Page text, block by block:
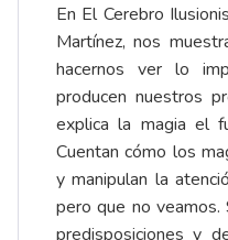
En El Cerebro
Martínez, nos
hacernos ver lo
producen nuestros
explica la magia el
Cuentan cómo los
y manipulan la
pero que no veamos.
predisposiciones y